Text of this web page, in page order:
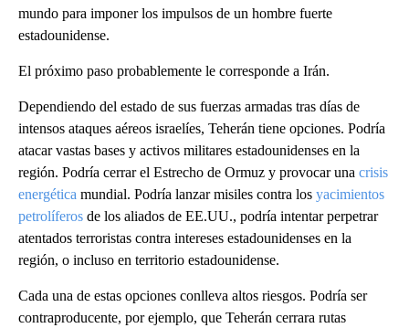
mundo para imponer los impulsos de un hombre fuerte
estadounidense.
El próximo paso probablemente le corresponde a Irán.
Dependiendo del estado de sus fuerzas armadas tras días de
intensos ataques aéreos israelíes, Teherán tiene opciones. Podría
atacar vastas bases y activos militares estadounidenses en la
región. Podría cerrar el Estrecho de Ormuz y provocar una crisis
energética mundial. Podría lanzar misiles contra los yacimientos
petrolíferos de los aliados de EE.UU., podría intentar perpetrar
atentados terroristas contra intereses estadounidenses en la
región, o incluso en territorio estadounidense.
Cada una de estas opciones conlleva altos riesgos. Podría ser
contraproducente, por ejemplo, que Teherán cerrara rutas